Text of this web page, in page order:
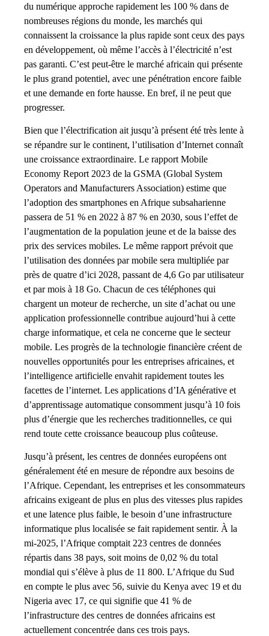
du numérique approche rapidement les 100 % dans de
nombreuses régions du monde, les marchés qui
connaissent la croissance la plus rapide sont ceux des pays
en développement, où même l’accès à l’électricité n’est
pas garanti. C’est peut-être le marché africain qui présente
le plus grand potentiel, avec une pénétration encore faible
et une demande en forte hausse. En bref, il ne peut que
progresser.
Bien que l’électrification ait jusqu’à présent été très lente à
se répandre sur le continent, l’utilisation d’Internet connaît
une croissance extraordinaire. Le rapport Mobile
Economy Report 2023 de la GSMA (Global System
Operators and Manufacturers Association) estime que
l’adoption des smartphones en Afrique subsaharienne
passera de 51 % en 2022 à 87 % en 2030, sous l’effet de
l’augmentation de la population jeune et de la baisse des
prix des services mobiles. Le même rapport prévoit que
l’utilisation des données par mobile sera multipliée par
près de quatre d’ici 2028, passant de 4,6 Go par utilisateur
et par mois à 18 Go. Chacun de ces téléphones qui
chargent un moteur de recherche, un site d’achat ou une
application professionnelle contribue aujourd’hui à cette
charge informatique, et cela ne concerne que le secteur
mobile. Les progrès de la technologie financière créent de
nouvelles opportunités pour les entreprises africaines, et
l’intelligence artificielle envahit rapidement toutes les
facettes de l’internet. Les applications d’IA générative et
d’apprentissage automatique consomment jusqu’à 10 fois
plus d’énergie que les recherches traditionnelles, ce qui
rend toute cette croissance beaucoup plus coûteuse.
Jusqu’à présent, les centres de données européens ont
généralement été en mesure de répondre aux besoins de
l’Afrique. Cependant, les entreprises et les consommateurs
africains exigeant de plus en plus des vitesses plus rapides
et une latence plus faible, le besoin d’une infrastructure
informatique plus localisée se fait rapidement sentir. À la
mi-2025, l’Afrique comptait 223 centres de données
répartis dans 38 pays, soit moins de 0,02 % du total
mondial qui s’élève à plus de 11 800. L’Afrique du Sud
en compte le plus avec 56, suivie du Kenya avec 19 et du
Nigeria avec 17, ce qui signifie que 41 % de
l’infrastructure des centres de données africains est
actuellement concentrée dans ces trois pays.